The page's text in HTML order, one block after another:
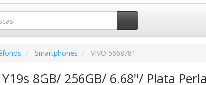
Smartphones VIVO 5668781
8GB/ 256GB/ 6.68"/ Plata Perla